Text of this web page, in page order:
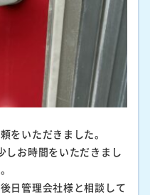
をいただきました。
しお時間をいただきまし
日管理会社様と相談して